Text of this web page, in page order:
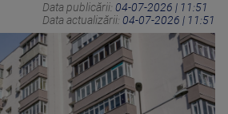
Data publicării: 04-07-2026 | 11:51
Data actualizării: 04-07-2026 | 11:51